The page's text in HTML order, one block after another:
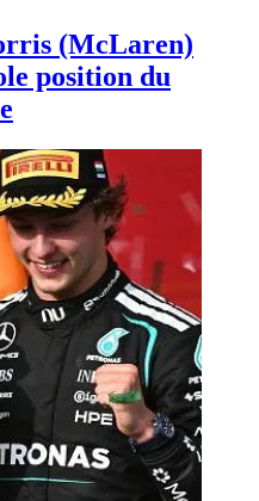
(McLaren)
position du